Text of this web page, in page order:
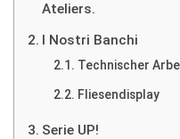
Ateliers.
I Nostri Banchi
Technischer
Fliesendisplay
Serie UP!